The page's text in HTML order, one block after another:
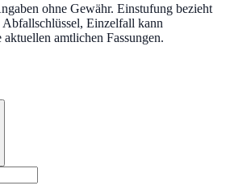
ohne Gewähr. Einstufung bezieht
Abfallschlüssel, Einzelfall kann
amtlichen Fassungen.